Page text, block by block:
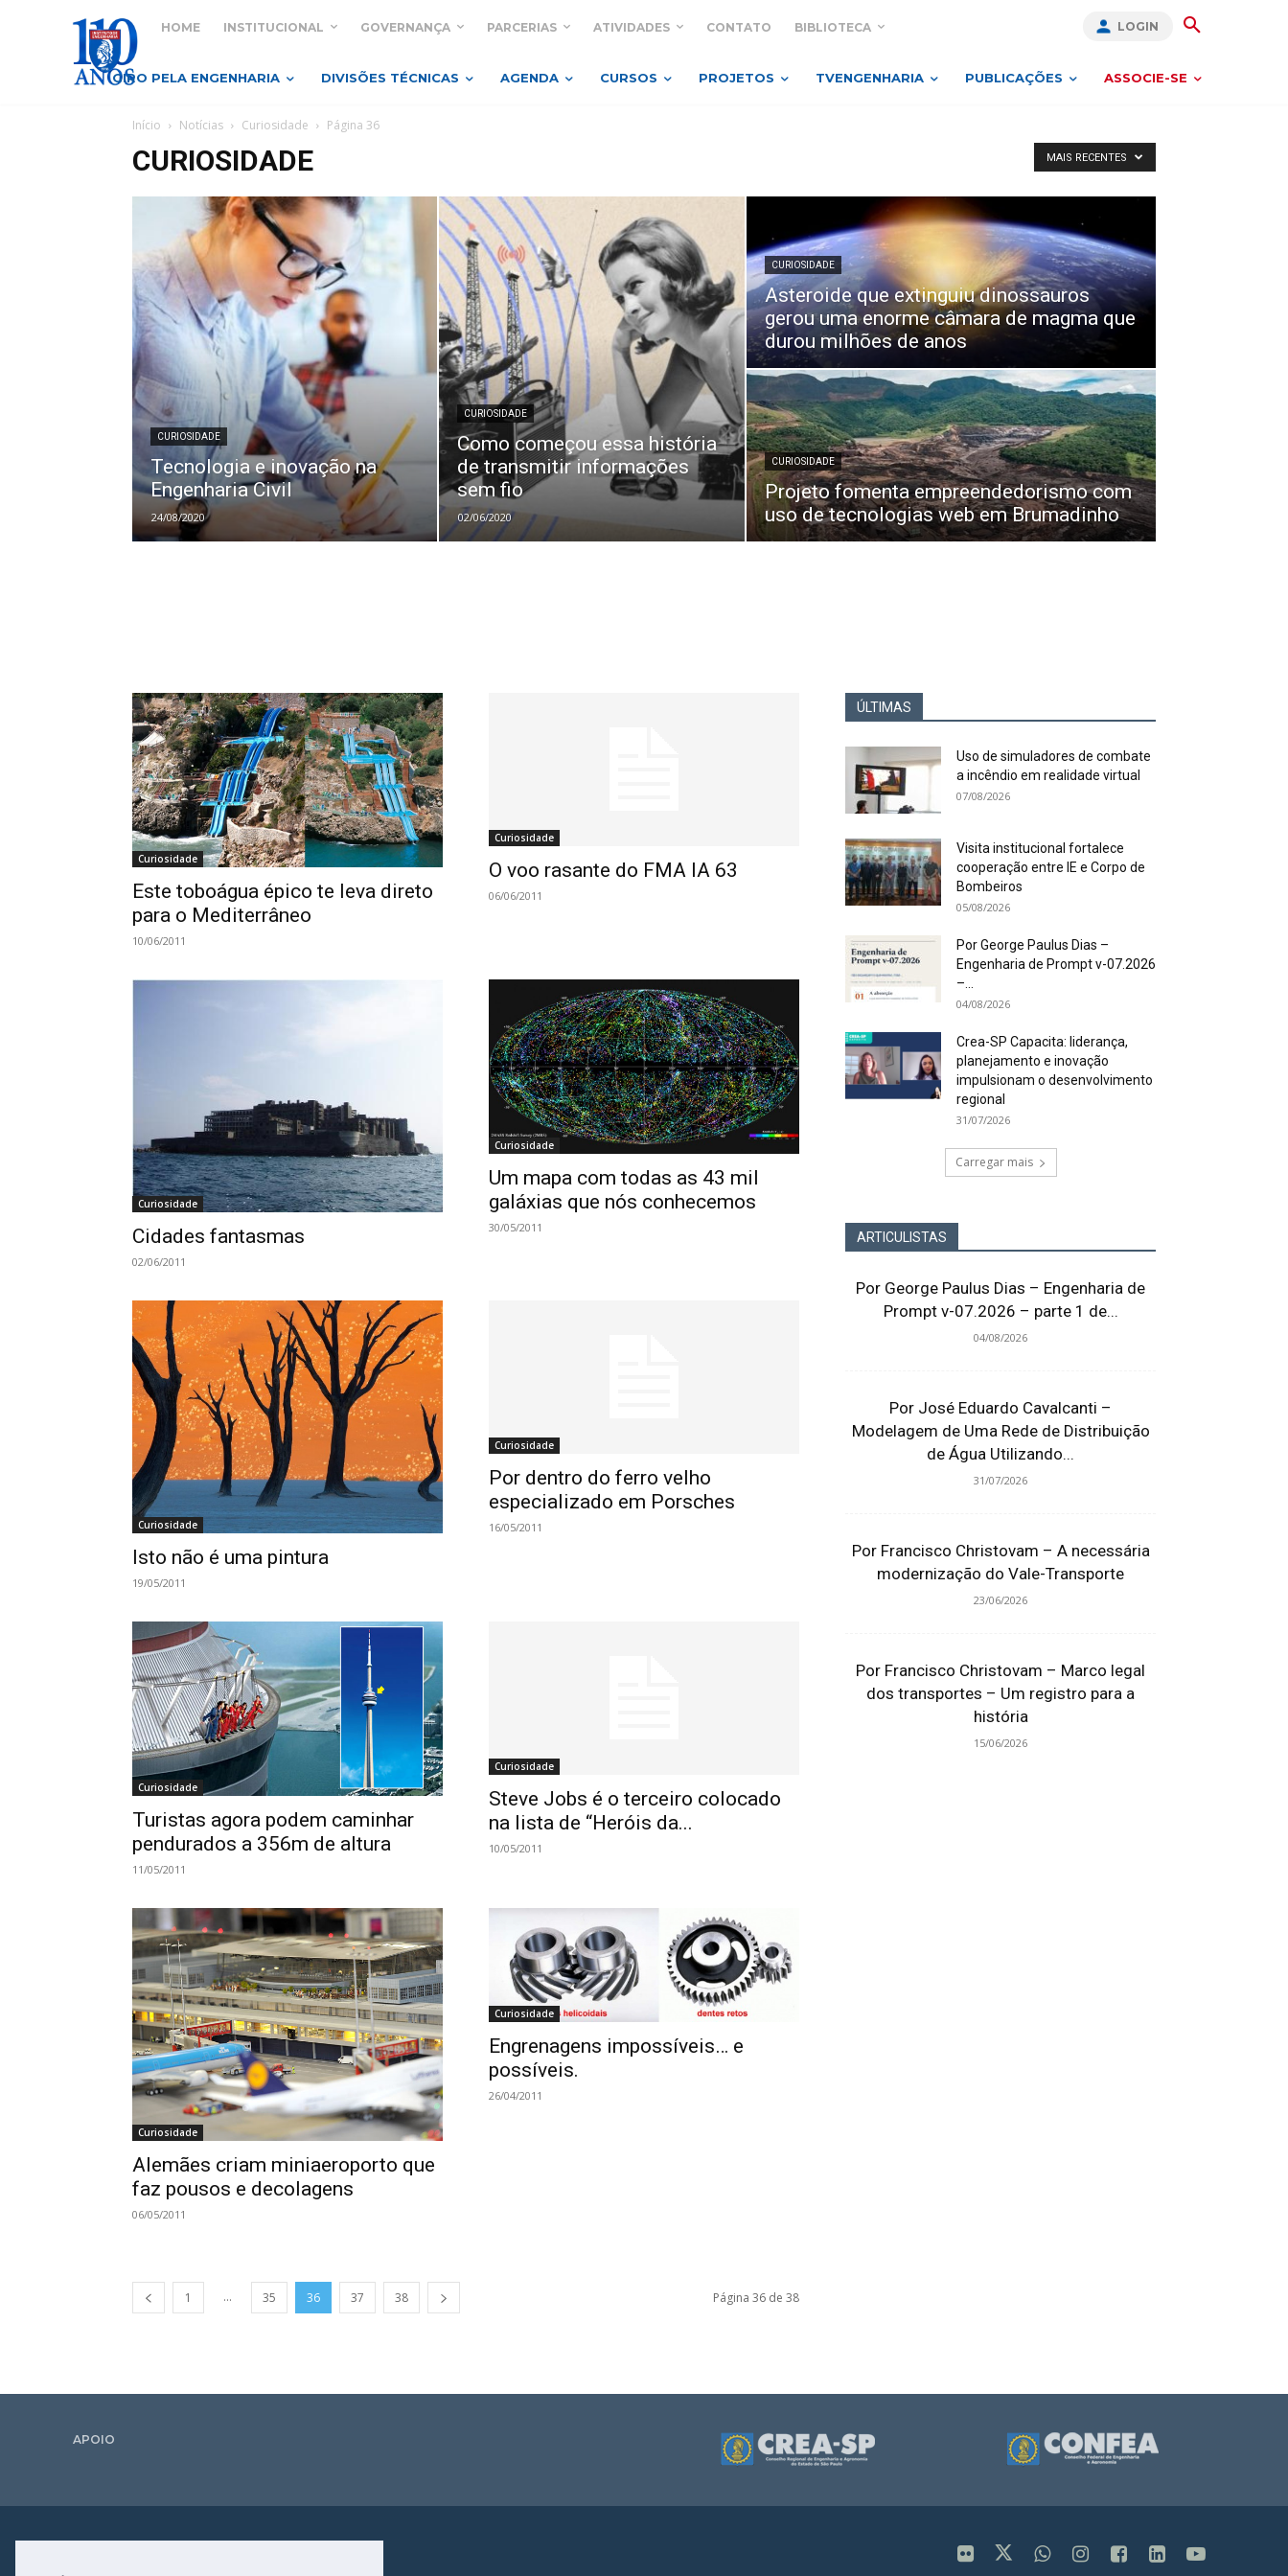
HOME INSTITUCIONAL GOVERNANÇA PARCERIAS ATIVIDADES CONTATO BIBLIOTECA LOGIN
GIRO PELA ENGENHARIA DIVISÕES TÉCNICAS AGENDA CURSOS PROJETOS TVENGENHARIA PUBLICAÇÕES ASSOCIE-SE
Início Notícias Curiosidade Página 36
CURIOSIDADE MAIS RECENTES
CURIOSIDADE
Tecnologia e inovação na
Engenharia Civil
24/08/2020
CURIOSIDADE
Como começou essa história
de transmitir informações
sem fio
02/06/2020
CURIOSIDADE
Asteroide que extinguiu dinossauros
gerou uma enorme câmara de magma que
durou milhões de anos
CURIOSIDADE
Projeto fomenta empreendedorismo com
uso de tecnologias web em Brumadinho
Curiosidade
Este toboágua épico te leva direto
para o Mediterrâneo
10/06/2011
Curiosidade
O voo rasante do FMA IA 63
06/06/2011
Curiosidade
Cidades fantasmas
02/06/2011
Curiosidade
Um mapa com todas as 43 mil
galáxias que nós conhecemos
30/05/2011
Curiosidade
Isto não é uma pintura
19/05/2011
Curiosidade
Por dentro do ferro velho
especializado em Porsches
16/05/2011
Curiosidade
Turistas agora podem caminhar
pendurados a 356m de altura
11/05/2011
Curiosidade
Steve Jobs é o terceiro colocado
na lista de “Heróis da...
10/05/2011
Curiosidade
Alemães criam miniaeroporto que
faz pousos e decolagens
06/05/2011
Curiosidade
Engrenagens impossíveis… e
possíveis.
26/04/2011
1 ... 35 36 37 38 Página 36 de 38
ÚLTIMAS
Uso de simuladores de combate
a incêndio em realidade virtual
07/08/2026
Visita institucional fortalece
cooperação entre IE e Corpo de
Bombeiros
05/08/2026
Por George Paulus Dias –
Engenharia de Prompt v-07.2026
–...
04/08/2026
Crea-SP Capacita: liderança,
planejamento e inovação
impulsionam o desenvolvimento
regional
31/07/2026
Carregar mais
ARTICULISTAS
Por George Paulus Dias – Engenharia de
Prompt v-07.2026 – parte 1 de...
04/08/2026
Por José Eduardo Cavalcanti –
Modelagem de Uma Rede de Distribuição
de Água Utilizando...
31/07/2026
Por Francisco Christovam – A necessária
modernização do Vale-Transporte
23/06/2026
Por Francisco Christovam – Marco legal
dos transportes – Um registro para a
história
15/06/2026
APOIO